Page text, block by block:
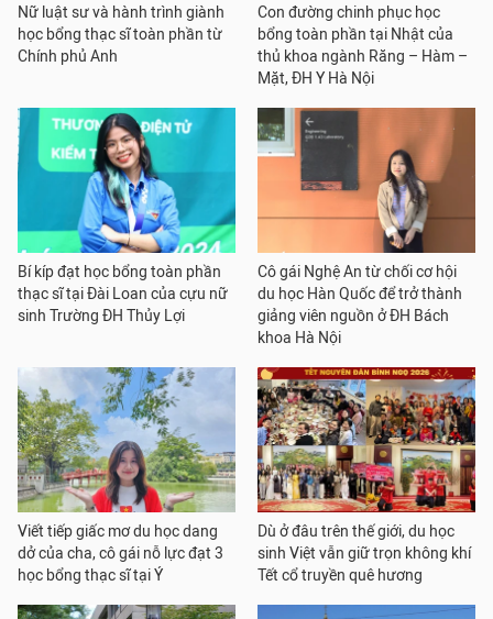
Nữ luật sư và hành trình giành
học bổng thạc sĩ toàn phần từ
Chính phủ Anh
Con đường chinh phục học
bổng toàn phần tại Nhật của
thủ khoa ngành Răng – Hàm –
Mặt, ĐH Y Hà Nội
Bí kíp đạt học bổng toàn phần
thạc sĩ tại Đài Loan của cựu nữ
sinh Trường ĐH Thủy Lợi
Cô gái Nghệ An từ chối cơ hội
du học Hàn Quốc để trở thành
giảng viên nguồn ở ĐH Bách
khoa Hà Nội
Viết tiếp giấc mơ du học dang
dở của cha, cô gái nỗ lực đạt 3
học bổng thạc sĩ tại Ý
Dù ở đâu trên thế giới, du học
sinh Việt vẫn giữ trọn không khí
Tết cổ truyền quê hương